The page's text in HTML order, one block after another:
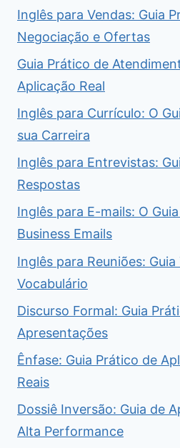
Inglês para Vendas: Guia
Negociação e Ofertas
Guia Prático de
Aplicação Real
Inglês para Currículo: O
sua Carreira
Inglês para Entrevistas:
Respostas
Inglês para E-mails: O
Business Emails
Inglês para Reuniões:
Vocabulário
Discurso Formal: Guia
Apresentações
Ênfase: Guia Prático de
Reais
Dossiê Inversão: Guia de
Alta Performance